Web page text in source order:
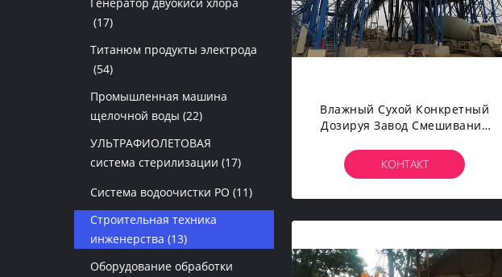
(17)
Титанюм продукты электрода
(54)
Промышленная машина
щелочной воды (22)
УЛЬТРАФИОЛЕТОВАЯ
система стерилизации (17)
Система водоочистки РО (11)
Строительная техника
инженерства (13)
Оборудование обработки
Влажный Сухой Конкретный
Дозируя Завод Смешивания
Транспортера Машины
Завода 260kw
КОНТАКТ